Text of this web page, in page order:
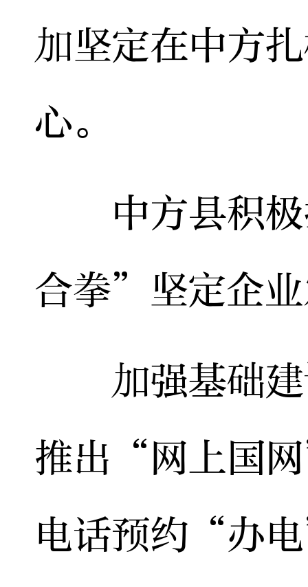
加坚定在中方
心。
中方县积极
合拳”坚定企
加强基础建
推出“网上国
电话预约“办